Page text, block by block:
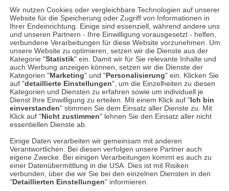
Wir nutzen Cookies oder vergleichbare Technologien auf unserer
Website für die Speicherung oder Zugriff von Informationen in
Ihrer Endeinrichtung. Einige sind essenziell, während andere uns
und unseren Partnern - Ihre Einwilligung vorausgesetzt - helfen,
verbundene Verarbeitungen für diese Website vorzunehmen. Um
unsere Website zu optimieren, setzen wir die Dienste aus der
Kategorie "Statistik" ein. Damit wir für Sie relevante Inhalte und
auch Werbung anzeigen können, setzen wir die Dienste der
Kategorien "Marketing" und "Personalisierung" ein. Klicken Sie
auf "detaillierte Einstellungen", um die Einzelheiten zu diesen
Kategorien und Diensten zu erfahren sowie um individuell je
Dienst Ihre Einwilligung zu erteilen. Mit einem Klick auf "Ich bin
einverstanden" stimmen Sie dem Einsatz aller Dienste zu. Mit
Klick auf "Nicht zustimmen" lehnen Sie den Einsatz aller nicht
essentiellen Dienste ab.
Einige Daten verarbeiten wir gemeinsam mit anderen
Verantwortlichen. Bei diesen verfolgen unsere Partner auch
eigene Zwecke. Bei einigen Verarbeitungen kommt es auch zu
einer Datenübermittlung in die USA. Dies ist mit Risiken
verbunden, über die wir Sie bei den einzelnen Diensten in den
"Detaillierten Einstellungen" informieren.
Tieren zu schützen. Doch die Vorteile sind weitaus
vielseitiger, als man auf den ersten Blick annehmen
könnte. Gerade während der viktorianischen Zeit
erlebte der…
Weiterlesen
Mehr Beiträge
Datenschutz Impressum
Netiquette